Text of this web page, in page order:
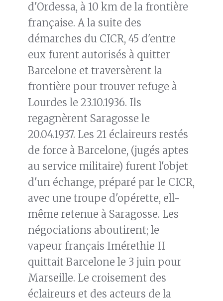
d'Ordessa, à 10 km de la frontière
française. A la suite des
démarches du CICR, 45 d'entre
eux furent autorisés à quitter
Barcelone et traversèrent la
frontière pour trouver refuge à
Lourdes le 23.10.1936. Ils
regagnèrent Saragosse le
20.04.1937. Les 21 éclaireurs restés
de force à Barcelone, (jugés aptes
au service militaire) furent l'objet
d'un échange, préparé par le CICR,
avec une troupe d'opérette, ell-
même retenue à Saragosse. Les
négociations aboutirent; le
vapeur français Imérethie II
quittait Barcelone le 3 juin pour
Marseille. Le croisement des
éclaireurs et des acteurs de la